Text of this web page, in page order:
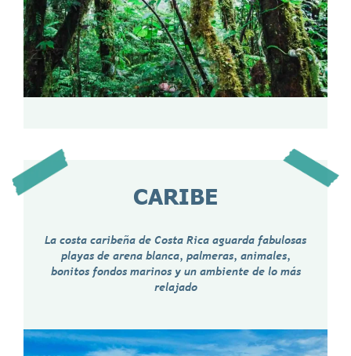
CARIBE
La costa caribeña de Costa Rica aguarda fabulosas
playas de arena blanca, palmeras, animales,
bonitos fondos marinos y un ambiente de lo más
relajado